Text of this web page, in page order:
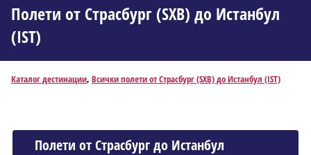
Полети от Страсбург (SXB) до Истанбул
(IST)
Каталог дестинации, Всички полети от Страсбург (SXB) до Истанбул (IST)
Полети от Страсбург до Истанбул